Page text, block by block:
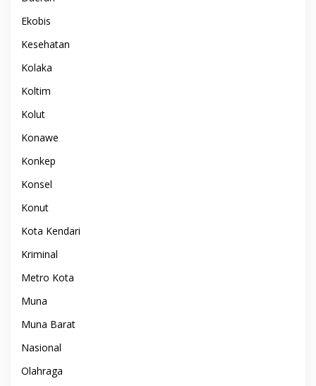
Ekobis
Kesehatan
Kolaka
Koltim
Kolut
Konawe
Konkep
Konsel
Konut
Kota Kendari
Kriminal
Metro Kota
Muna
Muna Barat
Nasional
Olahraga